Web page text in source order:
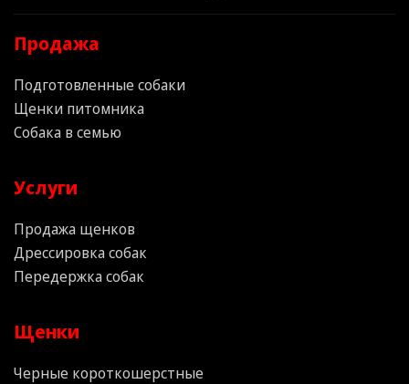
Продажа
Подготовленные собаки
Щенки питомника
Собака в семью
Услуги
Продажа щенков
Дрессировка собак
Передержка собак
Щенки
Черные короткошерстные